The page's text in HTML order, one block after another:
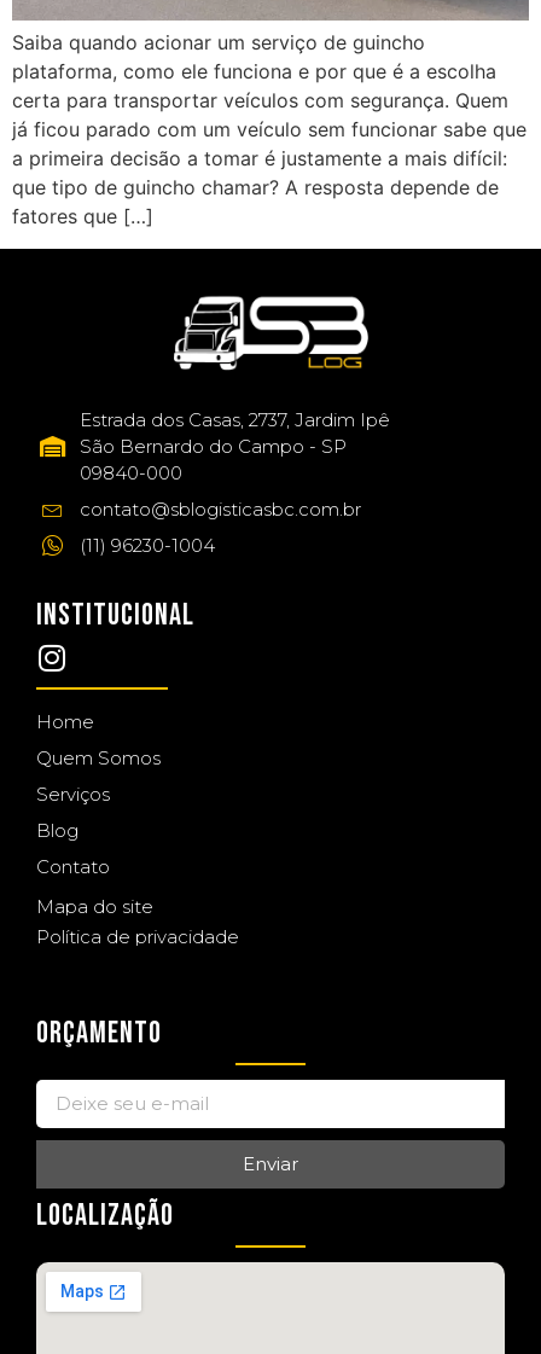
Saiba quando acionar um serviço de guincho
plataforma, como ele funciona e por que é a escolha
certa para transportar veículos com segurança. Quem
já ficou parado com um veículo sem funcionar sabe que
a primeira decisão a tomar é justamente a mais difícil:
que tipo de guincho chamar? A resposta depende de
fatores que […]
Estrada dos Casas, 2737, Jardim Ipê
São Bernardo do Campo - SP
09840-000
contato@sblogisticasbc.com.br
(11) 96230-1004
INSTITUCIONAL
Home
Quem Somos
Serviços
Blog
Contato
Mapa do site
Política de privacidade
ORÇAMENTO
Enviar
LOCALIZAÇÃO